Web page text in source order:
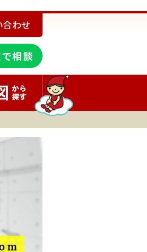
合わせ
相談